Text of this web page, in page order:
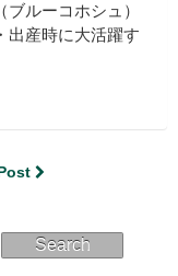
ルーコホシュ）
出産時に大活躍す
Search